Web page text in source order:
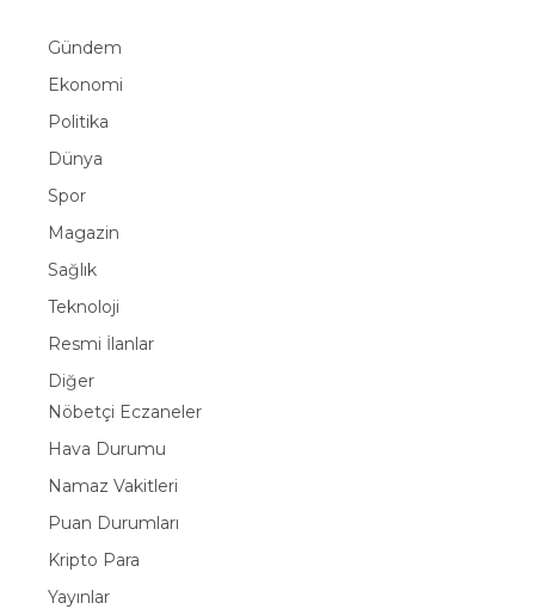
Gündem
Ekonomi
Politika
Dünya
Spor
Magazin
Sağlık
Teknoloji
Resmi İlanlar
Diğer
Nöbetçi Eczaneler
Hava Durumu
Namaz Vakitleri
Puan Durumları
Kripto Para
Yayınlar